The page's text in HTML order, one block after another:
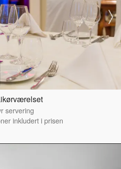
servering
inkludert i prisen